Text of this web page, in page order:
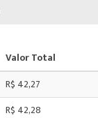
Valor Total
R$ 42,27
R$ 42,28